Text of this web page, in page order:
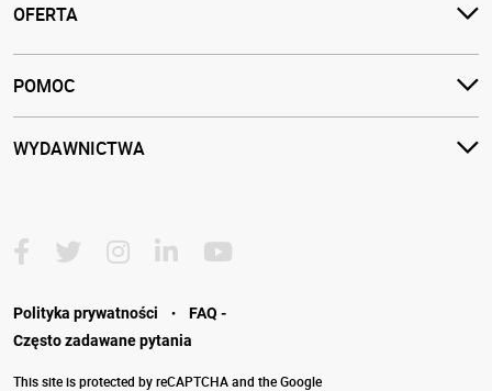
OFERTA
POMOC
WYDAWNICTWA
Polityka prywatności ·
FAQ -
Często zadawane pytania
This site is protected by reCAPTCHA and the Google